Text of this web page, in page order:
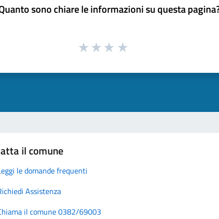
sono chiare le informazioni su questa
il comune
le domande frequenti
Assistenza
il comune 0382/69003